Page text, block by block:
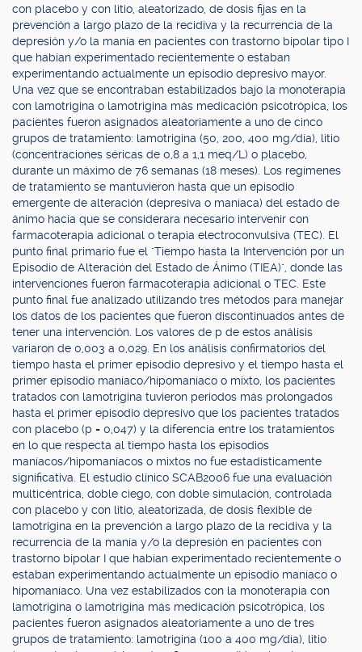
con placebo y con litio, aleatorizado, de dosis fijas en la
prevención a largo plazo de la recidiva y la recurrencia de la
depresión y/o la manía en pacientes con trastorno bipolar tipo I
que habían experimentado recientemente o estaban
experimentando actualmente un episodio depresivo mayor.
Una vez que se encontraban estabilizados bajo la monoterapia
con lamotrigina o lamotrigina más medicación psicotrópica, los
pacientes fueron asignados aleatoriamente a uno de cinco
grupos de tratamiento: lamotrigina (50, 200, 400 mg/día), litio
(concentraciones séricas de 0,8 a 1,1 meq/L) o placebo,
durante un máximo de 76 semanas (18 meses). Los regímenes
de tratamiento se mantuvieron hasta que un episodio
emergente de alteración (depresiva o maníaca) del estado de
ánimo hacía que se considerara necesario intervenir con
farmacoterapia adicional o terapia electroconvulsiva (TEC). El
punto final primario fue el "Tiempo hasta la Intervención por un
Episodio de Alteración del Estado de Ánimo (TIEA)", donde las
intervenciones fueron farmacoterapia adicional o TEC. Este
punto final fue analizado utilizando tres métodos para manejar
los datos de los pacientes que fueron discontinuados antes de
tener una intervención. Los valores de p de estos análisis
variaron de 0,003 a 0,029. En los análisis confirmatorios del
tiempo hasta el primer episodio depresivo y el tiempo hasta el
primer episodio maníaco/hipomaníaco o mixto, los pacientes
tratados con lamotrigina tuvieron periodos más prolongados
hasta el primer episodio depresivo que los pacientes tratados
con placebo (p = 0,047) y la diferencia entre los tratamientos
en lo que respecta al tiempo hasta los episodios
maníacos/hipomaníacos o mixtos no fue estadísticamente
significativa. El estudio clínico SCAB2006 fue una evaluación
multicéntrica, doble ciego, con doble simulación, controlada
con placebo y con litio, aleatorizada, de dosis flexible de
lamotrigina en la prevención a largo plazo de la recidiva y la
recurrencia de la manía y/o la depresión en pacientes con
trastorno bipolar I que habían experimentado recientemente o
estaban experimentando actualmente un episodio maníaco o
hipomaníaco. Una vez estabilizados con la monoterapia con
lamotrigina o lamotrigina más medicación psicotrópica, los
pacientes fueron asignados aleatoriamente a uno de tres
grupos de tratamiento: lamotrigina (100 a 400 mg/día), litio